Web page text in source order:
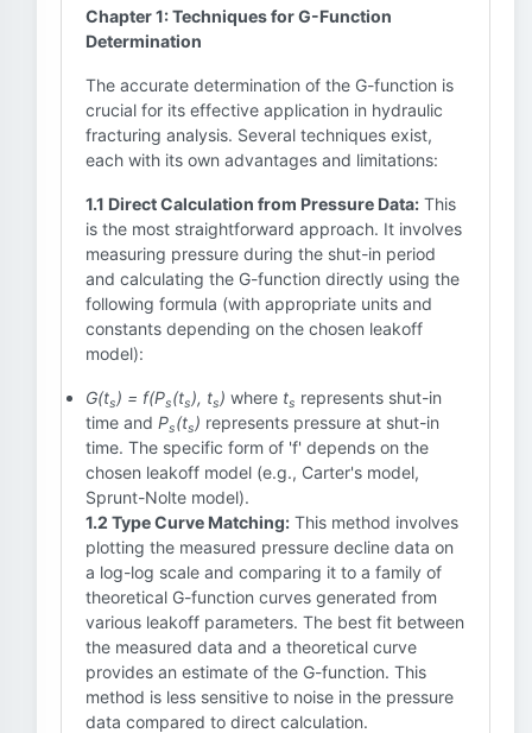
Chapter 1: Techniques for G-Function
Determination
The accurate determination of the G-function is
crucial for its effective application in hydraulic
fracturing analysis. Several techniques exist,
each with its own advantages and limitations:
1.1 Direct Calculation from Pressure Data: This
is the most straightforward approach. It involves
measuring pressure during the shut-in period
and calculating the G-function directly using the
following formula (with appropriate units and
constants depending on the chosen leakoff
model):
G(ts) = f(Ps(ts), ts) where ts represents shut-in
time and Ps(ts) represents pressure at shut-in
time. The specific form of 'f' depends on the
chosen leakoff model (e.g., Carter's model,
Sprunt-Nolte model).
1.2 Type Curve Matching: This method involves
plotting the measured pressure decline data on
a log-log scale and comparing it to a family of
theoretical G-function curves generated from
various leakoff parameters. The best fit between
the measured data and a theoretical curve
provides an estimate of the G-function. This
method is less sensitive to noise in the pressure
data compared to direct calculation.